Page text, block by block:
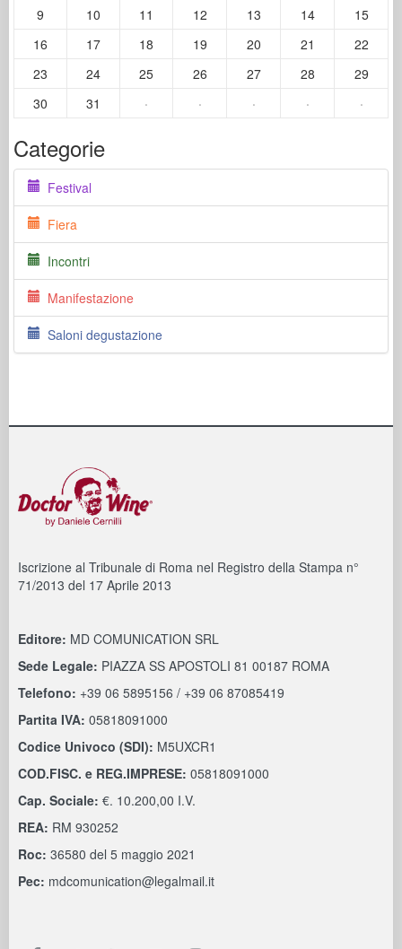
9 10 11 12 13 14
15
16
17 18 19 20 21
22
23
24 25 26 27 28
29
30
31 · · · · ·
Categorie
Festival
Fiera
Incontri
Manifestazione
Saloni degustazione
Iscrizione al Tribunale di Roma nel Registro della Stampa n°
71/2013 del 17 Aprile 2013
Editore: MD COMUNICATION SRL
Sede Legale: PIAZZA SS APOSTOLI 81 00187 ROMA
Telefono: +39 06 5895156 / +39 06 87085419
Partita IVA: 05818091000
Codice Univoco (SDI): M5UXCR1
COD.FISC. e REG.IMPRESE: 05818091000
Cap. Sociale: €. 10.200,00 I.V.
REA: RM 930252
Roc: 36580 del 5 maggio 2021
Pec: mdcomunication@legalmail.it